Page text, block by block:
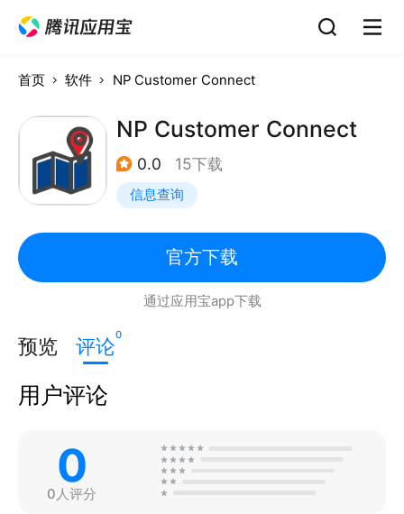
首页 软件 NP Customer Connect
NP Customer Connect
0.0 15下载
信息查询
官方下载
通过应用宝app下载
预览 评论0
用户评论
0
0人评分